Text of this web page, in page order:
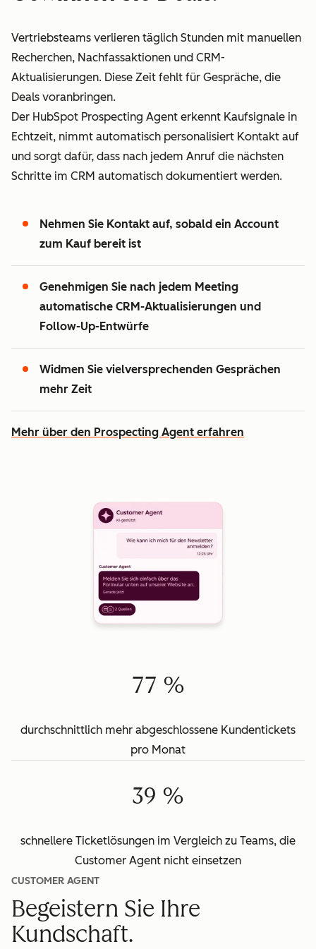
Vertriebsteams verlieren täglich Stunden mit manuellen
Recherchen, Nachfassaktionen und CRM-
Aktualisierungen. Diese Zeit fehlt für Gespräche, die
Deals voranbringen.
Der HubSpot Prospecting Agent erkennt Kaufsignale in
Echtzeit, nimmt automatisch personalisiert Kontakt auf
und sorgt dafür, dass nach jedem Anruf die nächsten
Schritte im CRM automatisch dokumentiert werden.
Nehmen Sie Kontakt auf, sobald ein Account
zum Kauf bereit ist
Genehmigen Sie nach jedem Meeting
automatische CRM-Aktualisierungen und
Follow-Up-Entwürfe
Widmen Sie vielversprechenden Gesprächen
mehr Zeit
Mehr über den Prospecting Agent erfahren
77 %
durchschnittlich mehr abgeschlossene Kundentickets
pro Monat
39 %
schnellere Ticketlösungen im Vergleich zu Teams, die
Customer Agent nicht einsetzen
CUSTOMER AGENT
Begeistern Sie Ihre
Kundschaft.